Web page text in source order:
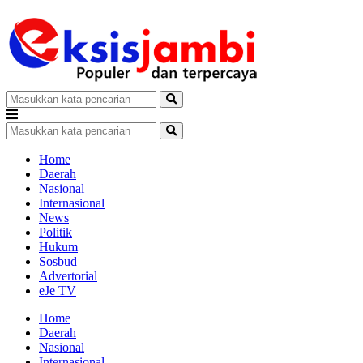
Home
Daerah
Nasional
Internasional
News
Politik
Hukum
Sosbud
Advertorial
eJe TV
Home
Daerah
Nasional